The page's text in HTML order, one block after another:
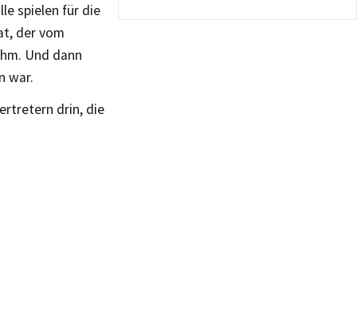
spielen für die
der vom
Und dann
war.
drin, die